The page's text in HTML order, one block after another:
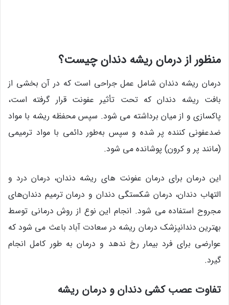
منظور از درمان ریشه دندان چیست؟
درمان ریشه دندان شامل عمل جراحی است که در آن بخشی از
بافت ریشه دندان که تحت تأثیر عفونت قرار گرفته است،
پاکسازی و از میان برداشته می‌ شود. سپس محفظه ریشه با مواد
ضدعفونی کننده پر شده و سپس به‌طور دائمی با مواد ترمیمی
(مانند پر و کرون) پوشانده می‌ شود.
این درمان برای درمان عفونت‌ های ریشه دندان، درمان درد و
التهاب دندان، درمان شکستگی دندان و درمان ترمیم دندان‌های
مجروح استفاده می‌ شود. انجام این نوع از روش درمانی توسط
بهترین دندانپزشک درمان ریشه در سعادت آباد باعث می شود که
عوارضی برای فرد بیمار رخ ندهد و درمان به طور کامل انجام
گیرد.
تفاوت عصب کشی دندان و درمان ریشه